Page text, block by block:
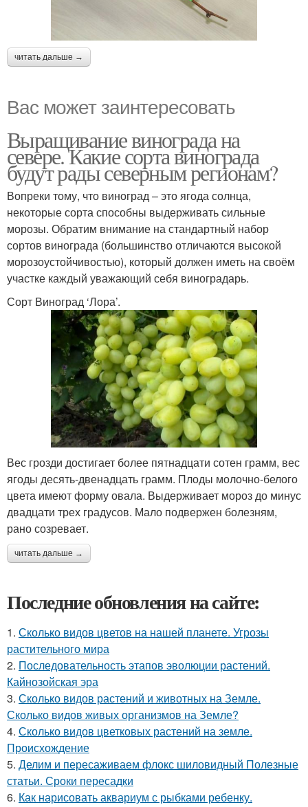
читать дальше →
Вас может заинтересовать
Выращивание винограда на
севере. Какие сорта винограда
будут рады северным регионам?
Вопреки тому, что виноград – это ягода солнца,
некоторые сорта способны выдерживать сильные
морозы. Обратим внимание на стандартный набор
сортов винограда (большинство отличаются высокой
морозоустойчивостью), который должен иметь на своём
участке каждый уважающий себя виноградарь.
Сорт Виноград ‘Лора’.
Вес грозди достигает более пятнадцати сотен грамм, вес
ягоды десять-двенадцать грамм. Плоды молочно-белого
цвета имеют форму овала. Выдерживает мороз до минус
двадцати трех градусов. Мало подвержен болезням,
рано созревает.
читать дальше →
Последние обновления на сайте:
1. Сколько видов цветов на нашей планете. Угрозы
растительного мира
2. Последовательность этапов эволюции растений.
Кайнозойская эра
3. Сколько видов растений и животных на Земле.
Сколько видов живых организмов на Земле?
4. Сколько видов цветковых растений на земле.
Происхождение
5. Делим и пересаживаем флокс шиловидный Полезные
статьи. Сроки пересадки
6. Как нарисовать аквариум с рыбками ребенку.